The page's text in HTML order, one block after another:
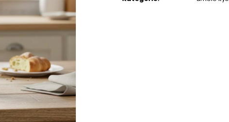
STABILIZOVANÁ KVĚTINA, VĚČNÁ RŮŽE
389 Kč
STABILIZOVANÁ